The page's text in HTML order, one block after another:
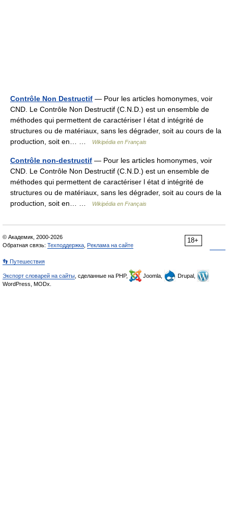
Contrôle Non Destructif — Pour les articles homonymes, voir
CND. Le Contrôle Non Destructif (C.N.D.) est un ensemble de
méthodes qui permettent de caractériser l état d intégrité de
structures ou de matériaux, sans les dégrader, soit au cours de la
production, soit en… …
Wikipédia en Français
Contrôle non-destructif — Pour les articles homonymes, voir
CND. Le Contrôle Non Destructif (C.N.D.) est un ensemble de
méthodes qui permettent de caractériser l état d intégrité de
structures ou de matériaux, sans les dégrader, soit au cours de la
production, soit en… …
Wikipédia en Français
18+
© Академик, 2000-2026
Обратная связь: Техподдержка Реклама на сайте
👣 Путешествия
Экспорт словарей на сайты , сделанные на PHP, Joomla,
Drupal,
WordPress, MODx.